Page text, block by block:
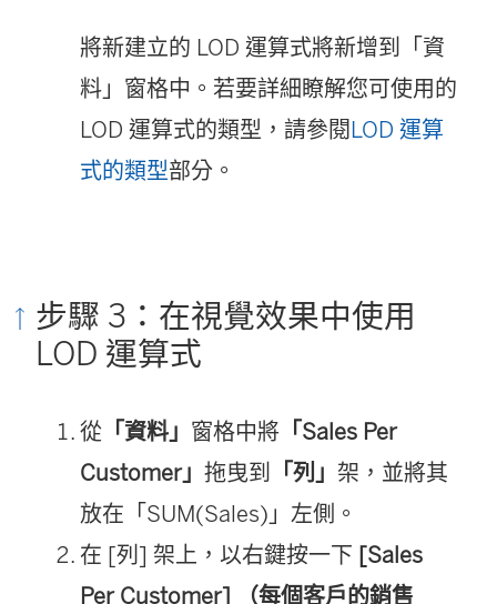
將新建立的 LOD 運算式將新增到「資
料」窗格中。若要詳細瞭解您可使用的
LOD 運算式的類型，請參閱 LOD 運算
式的類型部分。
步驟 3：在視覺效果中使用
LOD 運算式
從 「資料」 窗格中將 「Sales Per
Customer」 拖曳到 「列」 架，並將其
放在「SUM(Sales)」左側。
在 [列] 架上，以右鍵按一下 [Sales
Per Customer] （每個客戶的銷售